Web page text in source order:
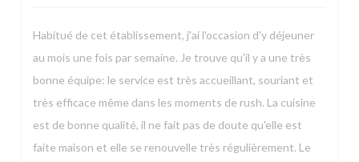
Habitué de cet établissement, j'ai l'occasion d'y déjeuner
au mois une fois par semaine. Je trouve qu'il y a une très
bonne équipe: le service est très accueillant, souriant et
très efficace même dans les moments de rush. La cuisine
est de bonne qualité, il ne fait pas de doute qu'elle est
faite maison et elle se renouvelle très régulièrement. Le